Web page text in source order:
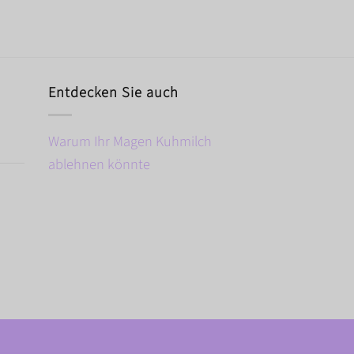
Entdecken Sie auch
Warum Ihr Magen Kuhmilch
ablehnen könnte